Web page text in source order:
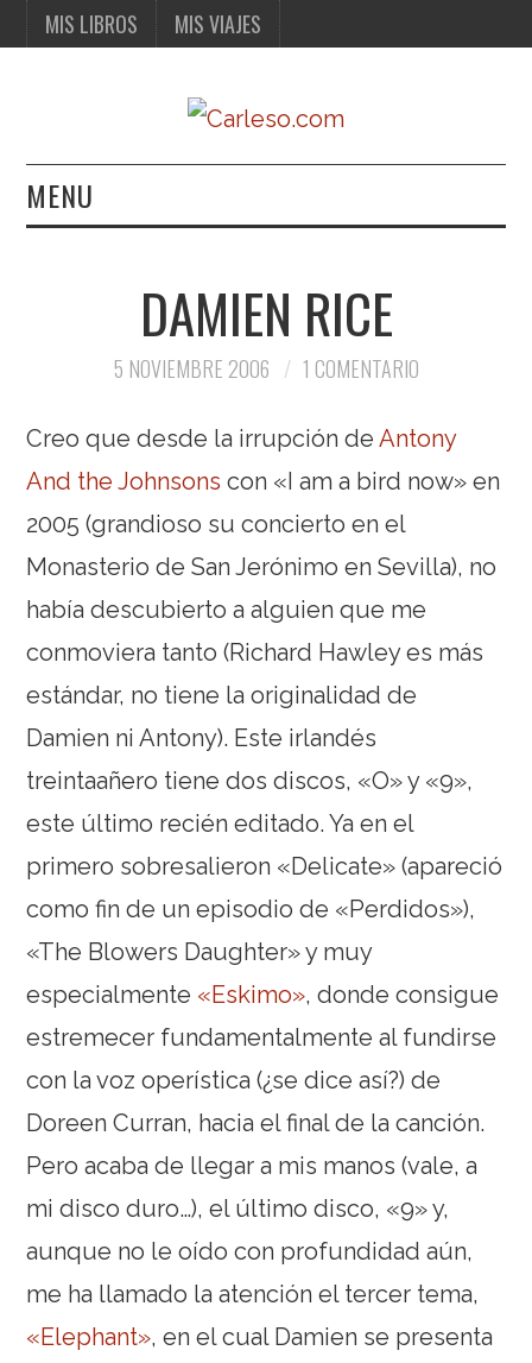
MIS LIBROS MIS VIAJES
MENU
MIS VIAJESDAMIEN RICE
5 NOVIEMBRE 2006 1 COMENTARIO
Creo que desde la irrupción deAntony
And the Johnsons con «I am a bird now» en
2005 (grandioso su concierto en el
Monasterio de San Jerónimo en Sevilla), no
había descubierto a alguien que me
conmoviera tanto (Richard Hawley es más
estándar, no tiene la originalidad de
Damien ni Antony). Este irlandés
treintaañero tiene dos discos, «O» y «9»,
este último recién editado. Ya en el
primero sobresalieron «Delicate» (apareció
como fin de un episodio de «Perdidos»),
«The Blowers Daughter» y muy
especialmente «Eskimo», donde consigue
estremecer fundamentalmente al fundirse
con la voz operística (¿se dice así?) de
Doreen Curran, hacia el final de la canción.
Pero acaba de llegar a mis manos (vale, a
mi disco duro…), el último disco, «9» y,
aunque no le oído con profundidad aún,
me ha llamado la atención el tercer tema,
«Elephant», en el cual Damien se presenta